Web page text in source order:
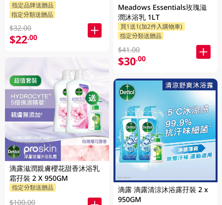
指定品牌送贈品
指定分類送贈品
$32.00
$22.00
滴露滋潤親膚櫻花甜香沐浴乳
霜孖裝 2 X 950GM
指定分類送贈品
$100.00
Meadows Essentials玫瑰滋
潤沐浴乳 1LT
買1送1(加2件入購物車)
指定分類送贈品
$41.00
$30.00
滴露 滴露清涼沐浴露孖裝 2 x
950GM